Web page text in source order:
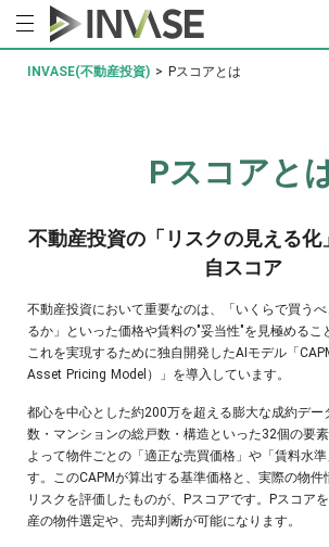
INVASE(不動産投資) > Pスコアとは
Pスコアと
不動産投資の「リスクの見える化
自スコア
不動産投資において重要なのは、「いくらで買う
るか」といった価格や賃料の"妥当性"を見極めるこ
これを実現するために独自開発したAIモデル「
Asset Pricing Model）」を導入しています。
都心を中心とした約200万を超える膨大な成約デー
数・マンションの総戸数・構造といった32個の要
よって物件ごとの「適正な売買価格」や「賃料水
す。このCAPMが算出する基準価格と、実際の物件
リスクを評価したものが、Pスコアです。Pスコア
産の物件選定や、売却判断が可能になります。